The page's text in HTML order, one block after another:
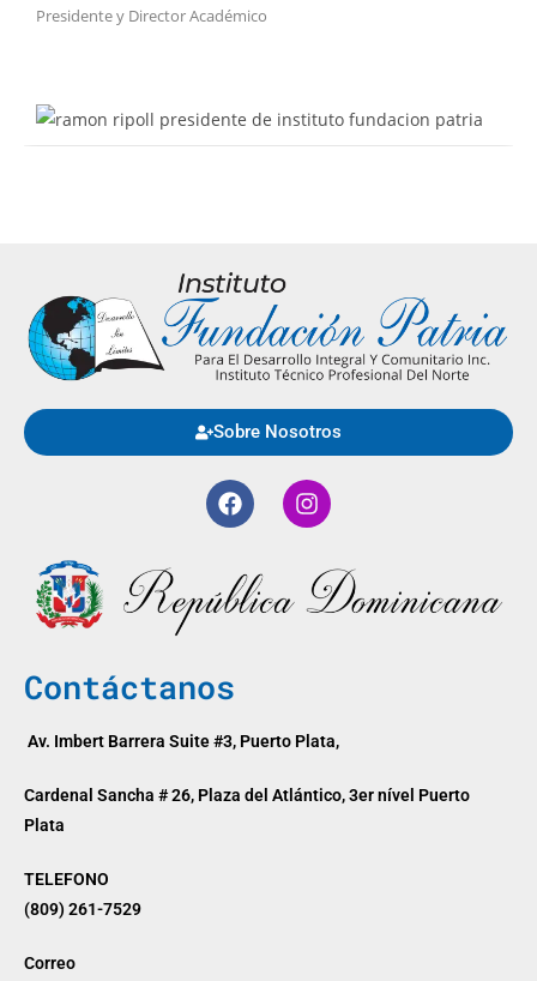
Presidente y Director Académico
Sobre Nosotros
Contáctanos
Av. Imbert Barrera Suite #3, Puerto Plata,
Cardenal Sancha # 26, Plaza del Atlántico, 3er nível Puerto
Plata
TELEFONO
(809) 261-7529
Correo